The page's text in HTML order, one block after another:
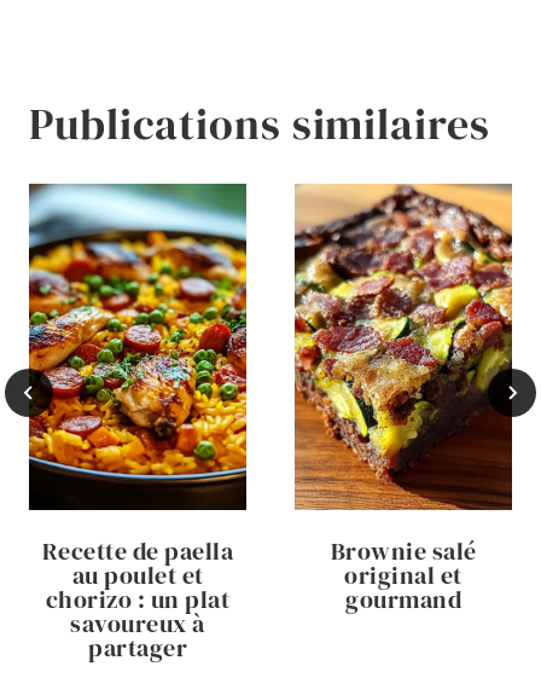
Publications similaires
Recette de paella
au poulet et
chorizo : un plat
savoureux à
partager
Brownie salé
original et
gourmand